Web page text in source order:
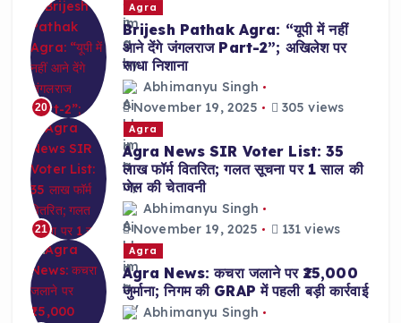
20
Agra
Brijesh Pathak Agra: “यूपी में नहीं
आने देंगे जंगलराज Part-2”; अखिलेश पर
साधा निशाना
Abhimanyu Singh
November 19, 2025
305 views
21
Agra
Agra News SIR Voter List: 35
लाख फॉर्म वितरित; गलत सूचना पर 1 साल की
जेल की चेतावनी
Abhimanyu Singh
November 19, 2025
131 views
Agra
Agra News: कचरा जलाने पर ₹25,000
जुर्माना; निगम की GRAP में पहली बड़ी कार्रवाई
Abhimanyu Singh